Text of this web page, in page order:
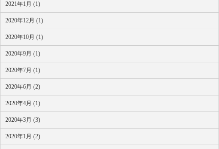
2021年1月 (1)
2020年12月 (1)
2020年10月 (1)
2020年9月 (1)
2020年7月 (1)
2020年6月 (2)
2020年4月 (1)
2020年3月 (3)
2020年1月 (2)